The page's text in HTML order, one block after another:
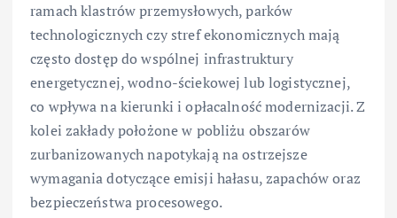
ramach klastrów przemysłowych, parków
technologicznych czy stref ekonomicznych mają
często dostęp do wspólnej infrastruktury
energetycznej, wodno-ściekowej lub logistycznej,
co wpływa na kierunki i opłacalność modernizacji. Z
kolei zakłady położone w pobliżu obszarów
zurbanizowanych napotykają na ostrzejsze
wymagania dotyczące emisji hałasu, zapachów oraz
bezpieczeństwa procesowego.